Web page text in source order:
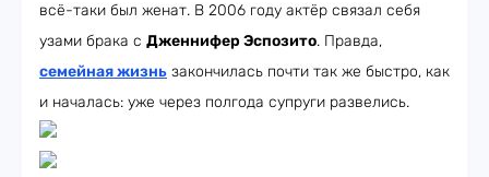
всё-таки был женат. В 2006 году актёр связал себя
узами брака с Дженнифер Эспозито. Правда,
семейная жизнь закончилась почти так же быстро, как
и началась: уже через полгода супруги развелись.